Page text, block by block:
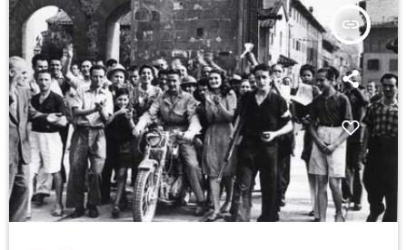
insert_link